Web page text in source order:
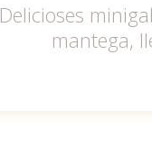
Delicioses
mantega,